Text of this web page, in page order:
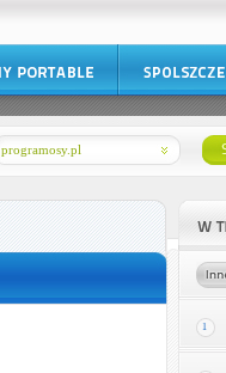
programosy.pl
1